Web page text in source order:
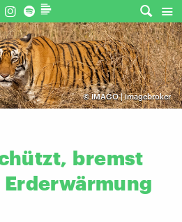
©IMAGO | imagebroker
bremst
Erderwärmung